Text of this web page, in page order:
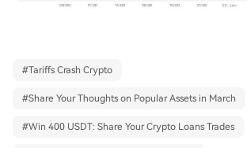
#Tariffs Crash Crypto
#Share Your Thoughts on Popular Assets in March
#Win 400 USDT: Share Your Crypto Loans Trades